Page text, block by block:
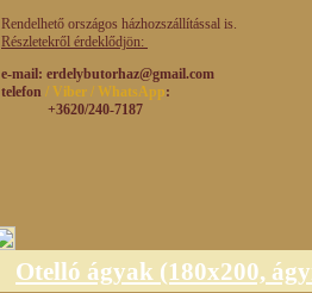
Rendelhető országos házhozszállítással is.
Részletekről érdeklődjön:
e-mail: erdelybutorhaz@gmail.com
telefon / Viber / WhatsApp:
+3620/240-7187
Otelló ágyak (180x200,